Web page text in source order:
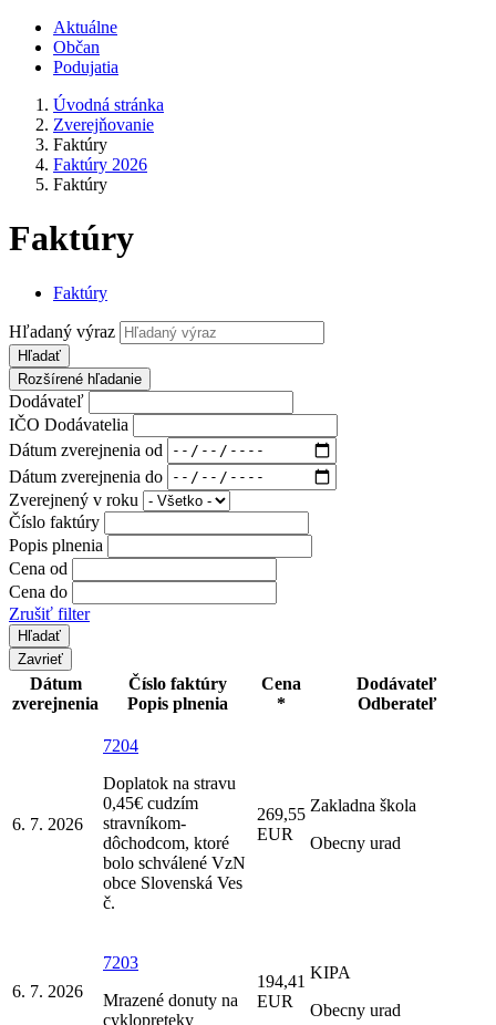
Aktuálne
Občan
Podujatia
Úvodná stránka
Zverejňovanie
Faktúry
Faktúry 2026
Faktúry
Faktúry
Faktúry
Hľadaný výraz
Hľadať
Rozšírené hľadanie
Dodávateľ
IČO Dodávatelia
Dátum zverejnenia od
Dátum zverejnenia do
Zverejnený v roku
Číslo faktúry
Popis plnenia
Cena od
Cena do
Zrušiť filter
Zavrieť
Dátum
zverejnenia
Číslo faktúry
Popis plnenia
Cena
*
Dodávateľ
Odberateľ
6. 7. 2026
7204
Doplatok na stravu
0,45€ cudzím
stravníkom-
dôchodcom, ktoré
bolo schválené VzN
obce Slovenská Ves
č.
269,55
EUR
Zakladna škola
Obecny urad
6. 7. 2026
7203
Mrazené donuty na
cyklopreteky
194,41
EUR
KIPA
Obecny urad